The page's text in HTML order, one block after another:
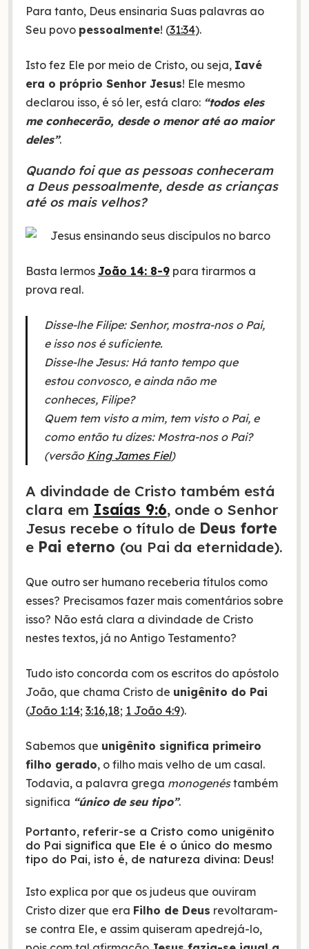
Para tanto, Deus ensinaria Suas palavras ao
Seu povo pessoalmente! (31:34).
Isto fez Ele por meio de Cristo, ou seja, Iavé
era o próprio Senhor Jesus! Ele mesmo
declarou isso, é só ler, está claro: “todos eles
me conhecerão, desde o menor até ao maior
deles”.
Quando foi que as pessoas conheceram
a Deus pessoalmente, desde as crianças
até os mais velhos?
Basta lermos João 14: 8-9para tirarmos a
prova real.
Disse-lhe Filipe: Senhor, mostra-nos o Pai,
e isso nos é suficiente.
Disse-lhe Jesus: Há tanto tempo que
estou convosco, e ainda não me
conheces, Filipe?
Quem tem visto a mim, tem visto o Pai, e
como então tu dizes: Mostra-nos o Pai?
(versão King James Fiel)
A divindade de Cristo também está
clara em Isaías 9:6, onde o Senhor
Jesus recebe o título de Deus forte
e Pai eterno (ou Pai da eternidade).
Que outro ser humano receberia títulos como
esses? Precisamos fazer mais comentários sobre
isso? Não está clara a divindade de Cristo
nestes textos, já no Antigo Testamento?
Tudo isto concorda com os escritos do apóstolo
João, que chama Cristo de unigênito do Pai
(João 1:14; 3:16,18; 1 João 4:9).
Sabemos que unigênito significa primeiro
filho gerado, o filho mais velho de um casal.
Todavia, a palavra grega monogenéstambém
significa “único de seu tipo”.
Portanto, referir-se a Cristo como unigênito
do Pai significa que Ele é o único do mesmo
tipo do Pai, isto é, de natureza divina: Deus!
Isto explica por que os judeus que ouviram
Cristo dizer que era Filho de Deus revoltaram-
se contra Ele, e assim quiseram apedrejá-lo,